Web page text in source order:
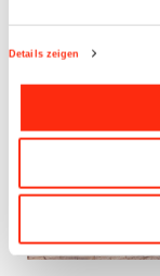
Details zeigen